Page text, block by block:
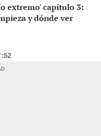
extremo' capítulo 3:
y dónde ver